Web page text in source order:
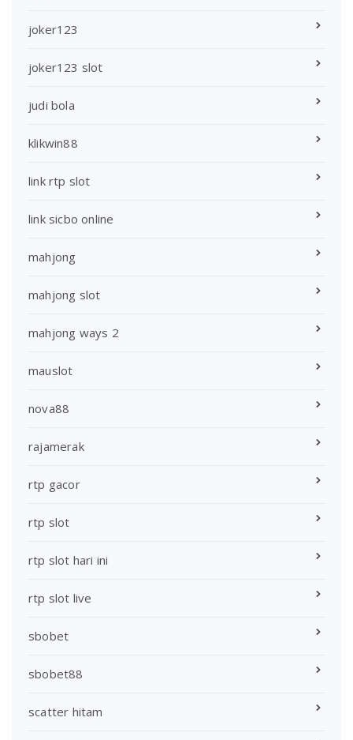
joker123
joker123 slot
judi bola
klikwin88
link rtp slot
link sicbo online
mahjong
mahjong slot
mahjong ways 2
mauslot
nova88
rajamerak
rtp gacor
rtp slot
rtp slot hari ini
rtp slot live
sbobet
sbobet88
scatter hitam